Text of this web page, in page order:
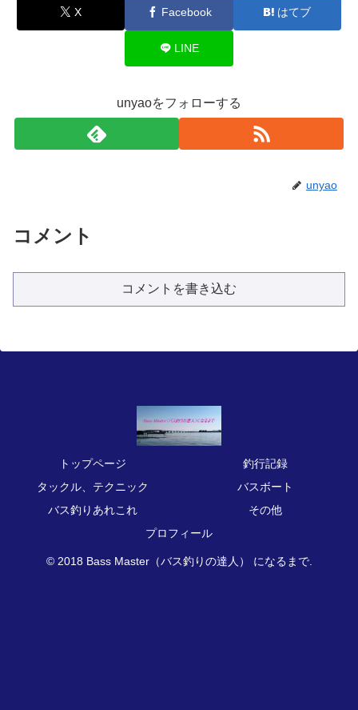
X Facebook はてブ
LINE
unyaoをフォローする
unyao
コメント
コメントを書き込む
トップページ
釣行記録
タックル、テクニック
バスボート
バス釣りあれこれ
その他
プロフィール
© 2018 Bass Master（バス釣りの達人） になるまで.